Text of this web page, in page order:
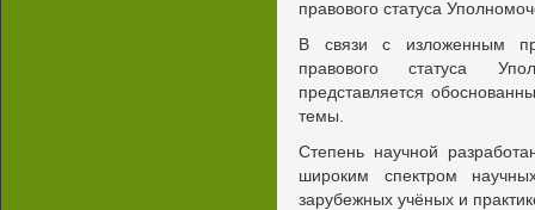
правового статуса
В связи с изложенным
правового статуса
представляется
темы.
Степень научной
широким спектром
зарубежных учёных и